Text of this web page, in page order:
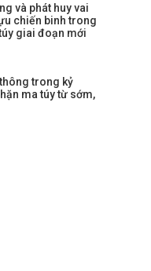
và phát huy vai
chiến binh trong
giai đoạn mới
trong kỷ
ma túy từ sớm,